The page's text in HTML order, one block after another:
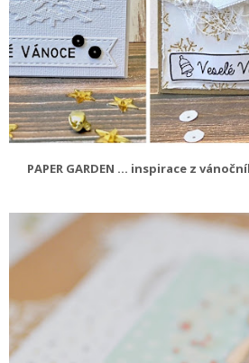
PAPER GARDEN ... inspirace z